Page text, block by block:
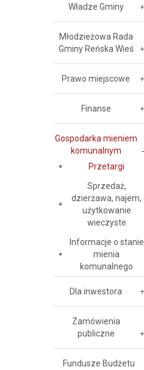
Władze Gminy
Młodzieżowa Rada
Gminy Reńska Wieś
Prawo miejscowe
Finanse
Gospodarka mieniem
komunalnym
Przetargi
Sprzedaż,
dzierżawa, najem,
użytkowanie
wieczyste
Informacje o stanie
mienia
komunalnego
Dla inwestora
Zamówienia
publiczne
Fundusze Budżetu